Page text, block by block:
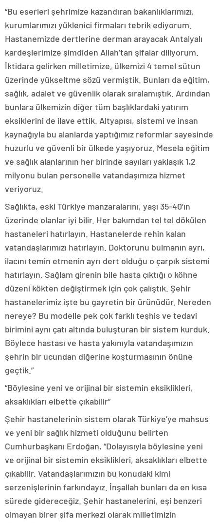
“Bu eserleri şehrimize kazandıran bakanlıklarımızı,
kurumlarımızı yüklenici firmaları tebrik ediyorum.
Hastanemizde dertlerine derman arayacak Antalyalı
kardeşlerimize şimdiden Allah’tan şifalar diliyorum.
İktidara gelirken milletimize, ülkemizi 4 temel sütun
üzerinde yükseltme sözü vermiştik. Bunları da eğitim,
sağlık, adalet ve güvenlik olarak sıralamıştık. Ardından
bunlara ülkemizin diğer tüm başlıklardaki yatırım
eksiklerini de ilave ettik. Altyapısı, sistemi ve insan
kaynağıyla bu alanlarda yaptığımız reformlar sayesinde
huzurlu ve güvenli bir ülkede yaşıyoruz. Mesela eğitim
ve sağlık alanlarının her birinde sayıları yaklaşık 1,2
milyonu bulan personelle vatandaşımıza hizmet
veriyoruz.
Sağlıkta, eski Türkiye manzaralarını, yaşı 35-40’ın
üzerinde olanlar iyi bilir. Her bakımdan tel tel dökülen
hastaneleri hatırlayın. Hastanelerde rehin kalan
vatandaşlarımızı hatırlayın. Doktorunu bulmanın ayrı,
ilacını temin etmenin ayrı dert olduğu o çarpık sistemi
hatırlayın. Sağlam girenin bile hasta çıktığı o köhne
düzeni kökten değiştirmek için çok çalıştık. Şehir
hastanelerimiz işte bu gayretin bir ürünüdür. Nereden
nereye? Bu modelle pek çok farklı teşhis ve tedavi
birimini aynı çatı altında buluşturan bir sistem kurduk.
Böylece hastası ve hasta yakınıyla vatandaşımızın
şehrin bir ucundan diğerine koşturmasının önüne
geçtik.”
“Böylesine yeni ve orijinal bir sistemin eksiklikleri,
aksaklıkları elbette çıkabilir”
Şehir hastanelerinin sistem olarak Türkiye’ye mahsus
ve yeni bir sağlık hizmeti olduğunu belirten
Cumhurbaşkanı Erdoğan, “Dolayısıyla böylesine yeni
ve orijinal bir sistemin eksiklikleri, aksaklıkları elbette
çıkabilir. Vatandaşlarımızın bu konudaki kimi
serzenişlerinin farkındayız. İnşallah bunları da en kısa
sürede gidereceğiz. Şehir hastanelerini, eşi benzeri
olmayan birer şifa merkezi olarak milletimizin